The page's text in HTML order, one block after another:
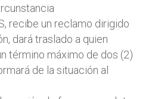
recibe un reclamo dirigido
dará traslado a quien
término máximo de dos (2)
de la situación al